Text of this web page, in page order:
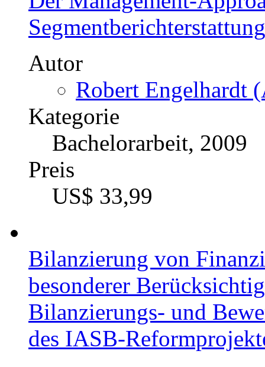
Autor
Robert Engelhardt
Kategorie
Bachelorarbeit, 2009
Preis
US$ 33,99
Bilanzierung von
besonderer
Bilanzierungs- und
des IASB-